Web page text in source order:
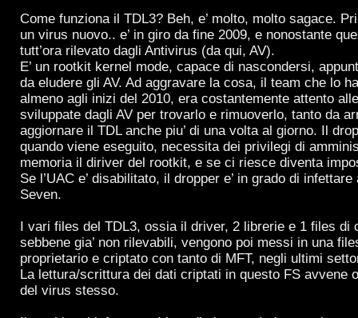
Come funziona il TDL3? Beh, e’ molto, molto sagace.
un virus nuovo.. e’ in giro da fine 2009, e nonostante
tutt’ora rilevato dagli Antivirus (da qui, AV).
E’ un rootkit kernel mode, capace di nascondersi,
da eludere gli AV. Ad aggravare la cosa, il team che lo
almeno agli inizi del 2010, era costantemente attento
sviluppate dagli AV per trovarlo e rimuoverlo, tanto da
aggiornare il TDL anche piu’ di una volta al giorno. Il
quando viene eseguito, necessita dei privilegi di
memoria il diriver del rootkit, e se ci riesce diventa
Se l’UAC e’ disabilitato, il dropper e’ in grado di
Seven.
I vari files del TDL3, ossia il driver, 2 librerie e 1 files di
sebbene gia’ non rilevabili, vengono poi messi in una
proprietario e criptato con tanto di MFT, negli ultimi
La lettura/scrittura dei dati criptati in questo FS avvene
del virus stesso.